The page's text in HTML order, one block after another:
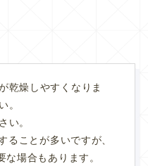
乾燥しやすくなりま
。
い。
ることが多いですが、
場合もあります。